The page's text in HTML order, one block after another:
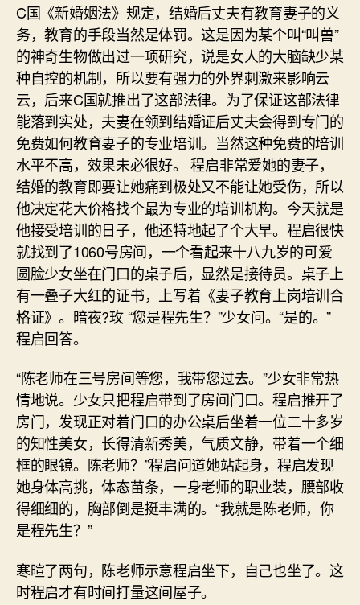
C国《新婚姻法》规定，结婚后丈夫有教育妻子的义
务，教育的手段当然是体罚。这是因为某个叫“叫兽”
的神奇生物做出过一项研究，说是女人的大脑缺少某
种自控的机制，所以要有强力的外界刺激来影响云
云，后来C国就推出了这部法律。为了保证这部法律
能落到实处，夫妻在领到结婚证后丈夫会得到专门的
免费如何教育妻子的专业培训。当然这种免费的培训
水平不高，效果未必很好。 程启非常爱她的妻子，
结婚的教育即要让她痛到极处又不能让她受伤，所以
他决定花大价格找个最为专业的培训机构。今天就是
他接受培训的日子，他还特地起了个大早。程启很快
就找到了1060号房间，一个看起来十八九岁的可爱
圆脸少女坐在门口的桌子后，显然是接待员。桌子上
有一叠子大红的证书，上写着《妻子教育上岗培训合
格证》。暗夜?玫 “您是程先生？”少女问。“是的。”
程启回答。
“陈老师在三号房间等您，我带您过去。”少女非常热
情地说。少女只把程启带到了房间门口。程启推开了
房门，发现正对着门口的办公桌后坐着一位二十多岁
的知性美女，长得清新秀美，气质文静，带着一个细
框的眼镜。陈老师？”程启问道她站起身，程启发现
她身体高挑，体态苗条，一身老师的职业装，腰部收
得细细的，胸部倒是挺丰满的。“我就是陈老师，你
是程先生？”
寒暄了两句，陈老师示意程启坐下，自己也坐了。这
时程启才有时间打量这间屋子。